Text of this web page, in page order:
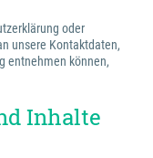
oder
unsere Kontaktdaten,
entnehmen können,
Inhalte